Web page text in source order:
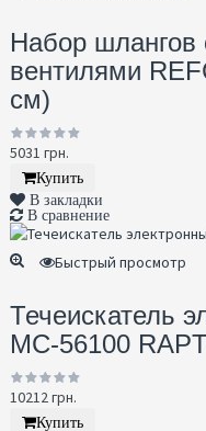
Набор
вентилями
см)
5031 грн.
Купить
В закладки
В сравнение
Быстрый просмотр
Течеискатель
MC-56100
10212 грн.
Купить